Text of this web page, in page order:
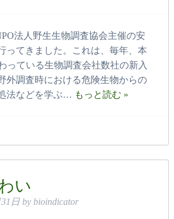
法人野生生物調査協会主催の安
ってきました。これは、毎年、本
っている生物調査会社数社の新入
外調査時における危険生物からの
法などを学ぶ… もっと読む »
い
日 by bioindicator